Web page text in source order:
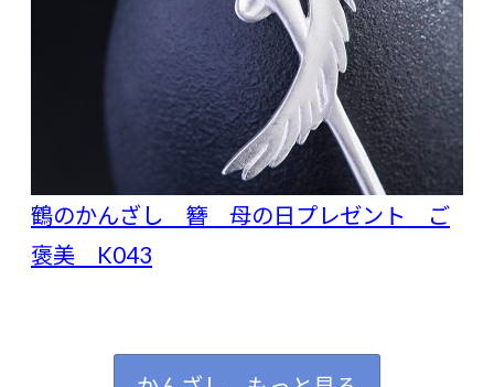
鶴のかんざし 簪 母の日プレゼント ご
褒美 K043